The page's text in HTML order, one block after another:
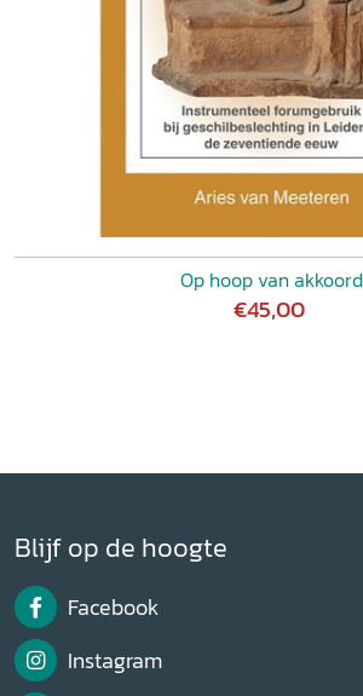
Op hoop van akkoord
€45,00
Blijf op de hoogte
Facebook
Instagram